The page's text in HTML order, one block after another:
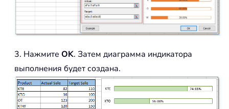
3. Нажмите OK. Затем диаграмма индикатора
выполнения будет создана.